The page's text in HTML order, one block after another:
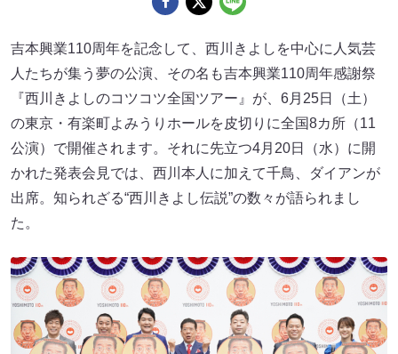
吉本興業110周年を記念して、西川きよしを中心に人気芸
人たちが集う夢の公演、その名も吉本興業110周年感謝祭
『西川きよしのコツコツ全国ツアー』が、6月25日（土）
の東京・有楽町よみうりホールを皮切りに全国8カ所（11
公演）で開催されます。それに先立つ4月20日（水）に開
かれた発表会見では、西川本人に加えて千鳥、ダイアンが
出席。知られざる“西川きよし伝説”の数々が語られまし
た。